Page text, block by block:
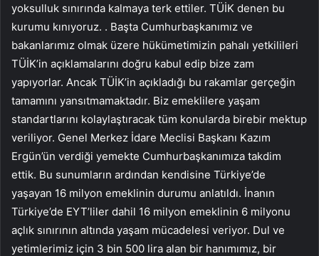
yoksulluk sınırında kalmaya terk ettiler. TÜİK denen bu
kurumu kınıyoruz. . Başta Cumhurbaşkanımız ve
bakanlarımız olmak üzere hükümetimizin pahalı yetkilileri
TÜİK’in açıklamalarını doğru kabul edip bize zam
yapıyorlar. Ancak TÜİK’in açıkladığı bu rakamlar gerçeğin
tamamını yansıtmamaktadır. Biz emeklilere yaşam
standartlarını kolaylaştıracak tüm konularda birebir mektup
veriliyor. Genel Merkez İdare Meclisi Başkanı Kazım
Ergün’ün verdiği yemekte Cumhurbaşkanımıza takdim
ettik. Bu sunumların ardından kendisine Türkiye’de
yaşayan 16 milyon emeklinin durumu anlatıldı. İnanın
Türkiye’de EYT’liler dahil 16 milyon emeklinin 6 milyonu
açlık sınırının altında yaşam mücadelesi veriyor. Dul ve
yetimlerimiz için 3 bin 500 lira alan bir hanımımız, bir